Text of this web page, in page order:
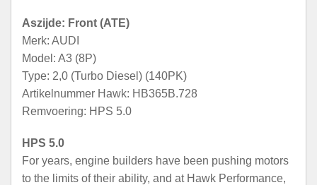
Aszijde: Front (ATE)
Merk: AUDI
Model: A3 (8P)
Type: 2,0 (Turbo Diesel) (140PK)
Artikelnummer Hawk: HB365B.728
Remvoering: HPS 5.0
HPS 5.0
For years, engine builders have been pushing motors
to the limits of their ability, and at Hawk Performance,